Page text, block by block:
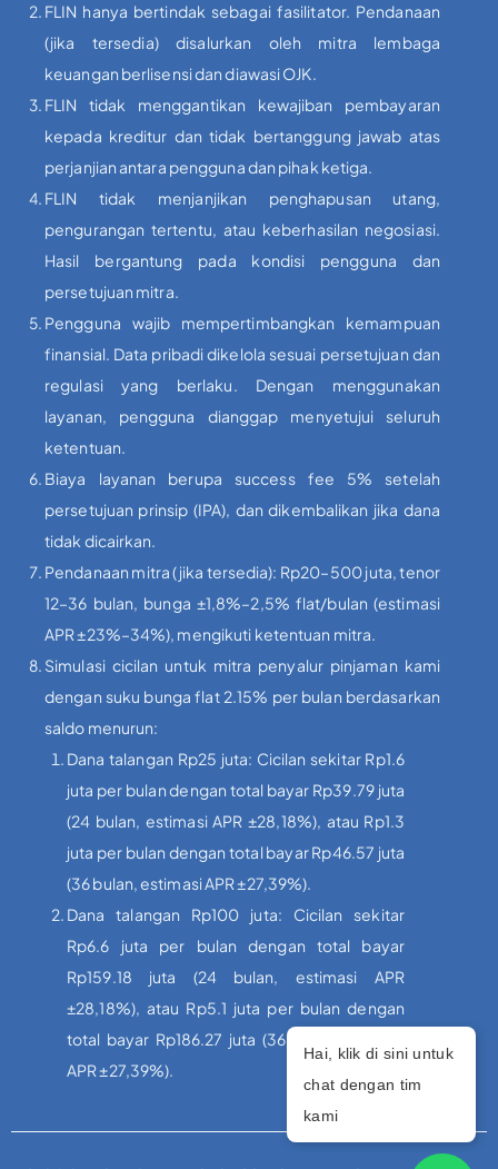
FLIN hanya bertindak sebagai fasilitator. Pendanaan
(jika tersedia) disalurkan oleh mitra lembaga
keuangan berlisensi dan diawasi OJK.
FLIN tidak menggantikan kewajiban pembayaran
kepada kreditur dan tidak bertanggung jawab atas
perjanjian antara pengguna dan pihak ketiga.
FLIN tidak menjanjikan penghapusan utang,
pengurangan tertentu, atau keberhasilan negosiasi.
Hasil bergantung pada kondisi pengguna dan
persetujuan mitra.
Pengguna wajib mempertimbangkan kemampuan
finansial. Data pribadi dikelola sesuai persetujuan dan
regulasi yang berlaku. Dengan menggunakan
layanan, pengguna dianggap menyetujui seluruh
ketentuan.
Biaya layanan berupa success fee 5% setelah
persetujuan prinsip (IPA), dan dikembalikan jika dana
tidak dicairkan.
Pendanaan mitra (jika tersedia): Rp20–500 juta, tenor
12–36 bulan, bunga ±1,8%–2,5% flat/bulan (estimasi
APR ±23%–34%), mengikuti ketentuan mitra.
Simulasi cicilan untuk mitra penyalur pinjaman kami
dengan suku bunga flat 2.15% per bulan berdasarkan
saldo menurun:
Dana talangan Rp25 juta: Cicilan sekitar Rp1.6
juta per bulan dengan total bayar Rp39.79 juta
(24 bulan, estimasi APR ±28,18%), atau Rp1.3
juta per bulan dengan total bayar Rp46.57 juta
(36 bulan, estimasi APR ±27,39%).
Dana talangan Rp100 juta: Cicilan sekitar
Rp6.6 juta per bulan dengan total bayar
Rp159.18 juta (24 bulan, estimasi APR
±28,18%), atau Rp5.1 juta per bulan dengan
total bayar Rp186.27 juta (36 bulan, estimasi
APR ±27,39%).
Hai, klik di sini untuk
chat dengan tim
kami